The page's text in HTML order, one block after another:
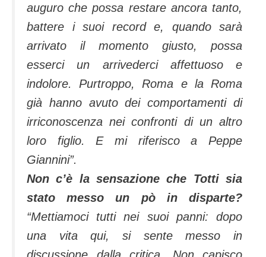
auguro che possa restare ancora tanto,
battere i suoi record e, quando sarà
arrivato il momento giusto, possa
esserci un arrivederci affettuoso e
indolore. Purtroppo, Roma e la Roma
già hanno avuto dei comportamenti di
irriconoscenza nei confronti di un altro
loro figlio. E mi riferisco a Peppe
Giannini”.
Non c’è la sensazione che Totti sia
stato messo un pò in disparte?
“Mettiamoci tutti nei suoi panni: dopo
una vita qui, si sente messo in